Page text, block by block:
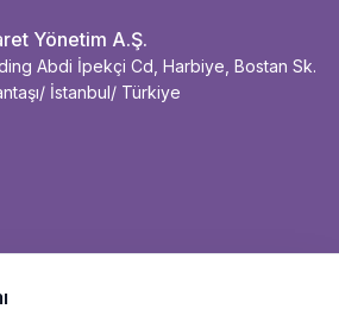
Yönetim A.Ş.
Abdi İpekçi Cd, Harbiye, Bostan Sk.
İstanbul/ Türkiye